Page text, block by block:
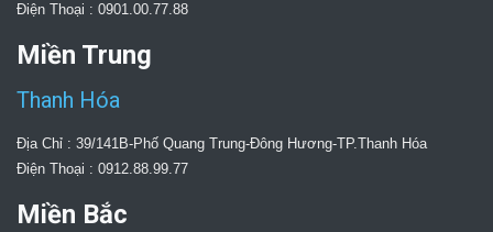
Điện Thoại : 0901.00.77.88
Miền Trung
Thanh Hóa
Địa Chỉ : 39/141B-Phố Quang Trung-Đông Hương-TP.Thanh Hóa
Điện Thoại : 0912.88.99.77
Miền Bắc